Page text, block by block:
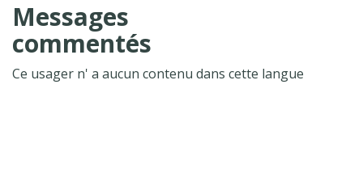
Messages
commentés
Ce usager n' a aucun contenu dans cette langue